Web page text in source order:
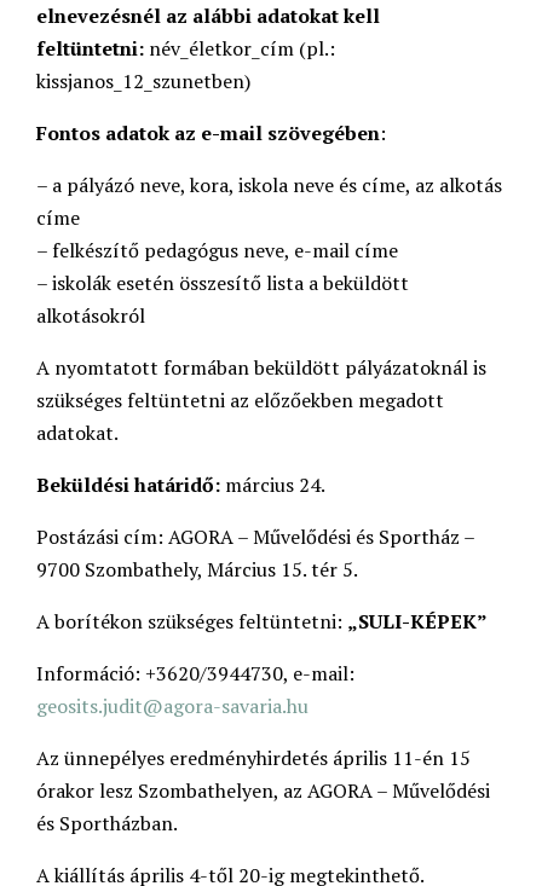
elnevezésnél az alábbi adatokat kell
feltüntetni: név_életkor_cím (pl.:
kissjanos_12_szunetben)
Fontos adatok az e-mail szövegében:
– a pályázó neve, kora, iskola neve és címe, az alkotás
címe
– felkészítő pedagógus neve, e-mail címe
– iskolák esetén összesítő lista a beküldött
alkotásokról
A nyomtatott formában beküldött pályázatoknál is
szükséges feltüntetni az előzőekben megadott
adatokat.
Beküldési határidő: március 24.
Postázási cím: AGORA – Művelődési és Sportház –
9700 Szombathely, Március 15. tér 5.
A borítékon szükséges feltüntetni: „SULI-KÉPEK”
Információ: +3620/3944730, e-mail:
geosits.judit@agora-savaria.hu
Az ünnepélyes eredményhirdetés április 11-én 15
órakor lesz Szombathelyen, az AGORA – Művelődési
és Sportházban.
A kiállítás április 4-től 20-ig megtekinthető.